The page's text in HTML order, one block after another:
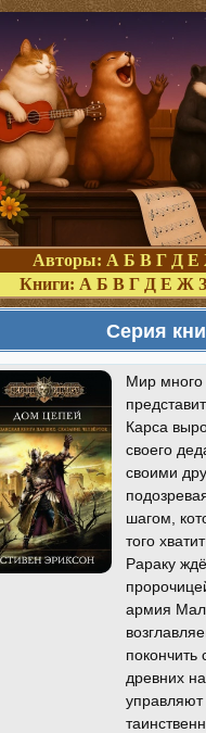
Авторы: А Б В Г Д Е
Книги: А Б В Г Д Е Ж З
Серия
Мир много
Карса
своего
своими
шагом,
того
Рараку
армия
древних